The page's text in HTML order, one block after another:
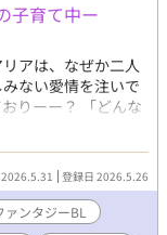
子育て中ー
アは、なぜか二人
ない愛情を注いで
りーー？ 「どんな
ないよ」双子の夫
省から認められた
抱える天使は今日
登録日 2026.5.26
ァンタジーBL